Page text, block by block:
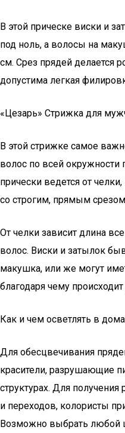
В этой прическе виски и
под ноль, а волосы на
см. Срез прядей делается
допустима легкая
«Цезарь» Cтрижка для
В этой стрижке самое
волос по всей
прически ведется от
со строгим, прямым
От челки зависит длина
волос. Виски и затылок
макушка, или же могут
благодаря чему
Как и чем осветлять в
Для обесцвечивания
красители, разрушающие
структурах. Для
и переходов, колористы
Возможно выбрать любой